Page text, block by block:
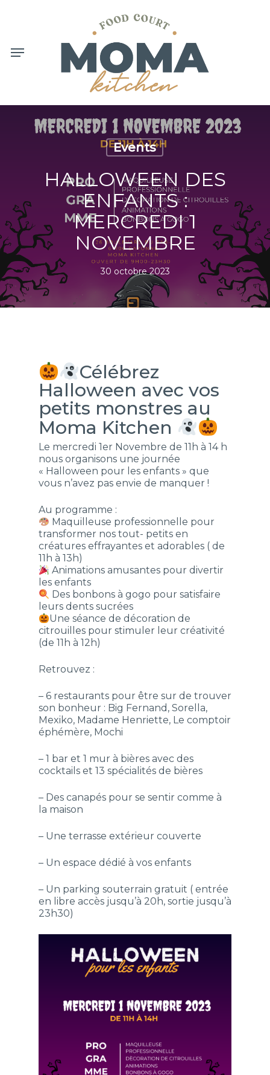
Menu
Events
HALLOWEEN DES
ENFANTS :
MERCREDI 1
NOVEMBRE
30 octobre 2023
Célébrez
Halloween avec vos
petits monstres au
Moma Kitchen
Le mercredi 1er Novembre de 11h à 14 h
nous organisons une journée
« Halloween pour les enfants » que
vous n’avez pas envie de manquer !
Au programme :
Maquilleuse professionnelle pour
transformer nos tout- petits en
créatures effrayantes et adorables ( de
11h à 13h)
Animations amusantes pour divertir
les enfants
Des bonbons à gogo pour satisfaire
leurs dents sucrées
Une séance de décoration de
citrouilles pour stimuler leur créativité
(de 11h à 12h)
Retrouvez :
– 6 restaurants pour être sur de trouver
son bonheur : Big Fernand, Sorella,
Mexiko, Madame Henriette, Le comptoir
éphémère, Mochi
– 1 bar et 1 mur à bières avec des
cocktails et 13 spécialités de bières
– Des canapés pour se sentir comme à
la maison
– Une terrasse extérieur couverte
– Un espace dédié à vos enfants
– Un parking souterrain gratuit ( entrée
en libre accès jusqu’à 20h, sortie jusqu’à
23h30)